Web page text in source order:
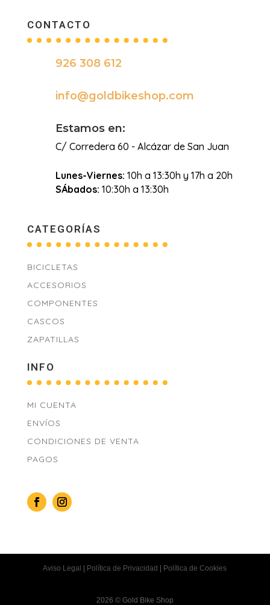
CONTACTO
926 308 612
info@goldbikeshop.com
Estamos en:
C/ Corredera 60 - Alcázar de San Juan
Lunes-Viernes: 10h a 13:30h y 17h a 20h
SÁbados: 10:30h a 13:30h
CATEGORÍAS
BICICLETAS
ACCESORIOS
COMPONENTES
CASCOS
ZAPATILLAS
INFO
MI CUENTA
ENVÍOS
CONDICIONES DE VENTA
PAGOS
Aviso Legal | Política de Privacidad | Política de Cookies
2026 © Gold Bike Shop